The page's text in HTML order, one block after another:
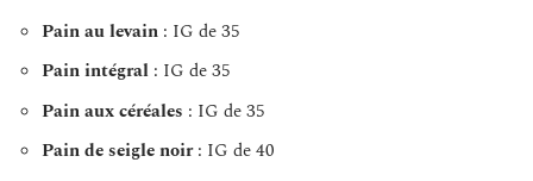
Pain au levain : IG de 35
Pain intégral : IG de 35
Pain aux céréales : IG de 35
Pain de seigle noir: IG de 40